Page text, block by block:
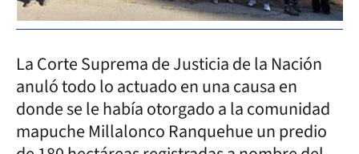
La Corte Suprema de Justicia de la Nación
anuló todo lo actuado en una causa en
donde se le había otorgado a la comunidad
mapuche Millalonco Ranquehue un predio